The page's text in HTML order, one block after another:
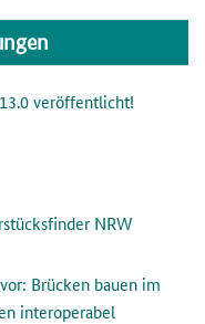
veröffentlicht!
NRW
Brücken bauen im
interoperabel